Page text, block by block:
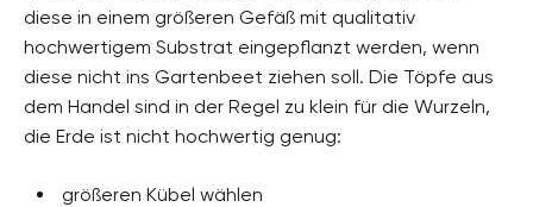
diese in einem größeren Gefäß mit qualitativ
hochwertigem Substrat eingepflanzt werden, wenn
diese nicht ins Gartenbeet ziehen soll. Die Töpfe aus
dem Handel sind in der Regel zu klein für die Wurzeln,
die Erde ist nicht hochwertig genug:
größeren Kübel wählen